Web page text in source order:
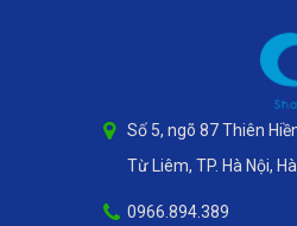
Số 5, ngõ 87 Thiên
Từ Liêm, TP. Hà Nội,
0966.894.389